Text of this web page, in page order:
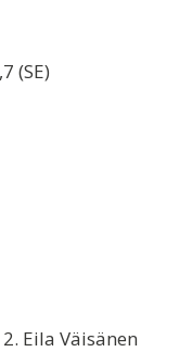
(SE)
Eila Väisänen